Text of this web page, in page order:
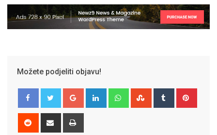
Možete podjeliti objavu!
Google+ LinkedIn WhatsappStumbleUpon
Tumblr
Reddit
Share